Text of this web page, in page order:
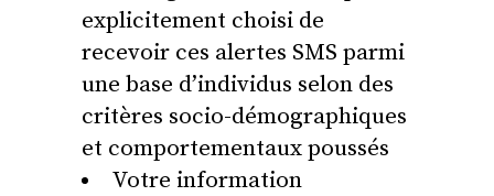
explicitement choisi de
recevoir ces alertes SMS parmi
une base d’individus selon des
critères socio-démographiques
et comportementaux poussés
Votre information